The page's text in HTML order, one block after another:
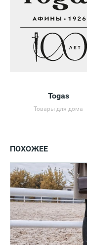
Togas
Товары для дома
ПОХОЖЕЕ